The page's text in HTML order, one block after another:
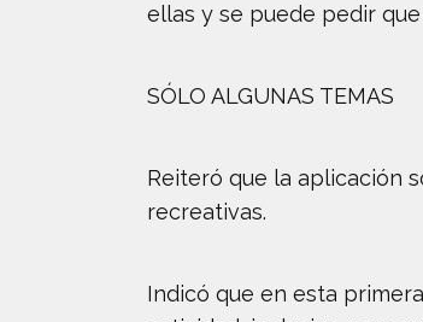
ellas y se puede pedir
SÓLO ALGUNAS TEMAS
Reiteró que la aplicación
recreativas.
Indicó que en esta